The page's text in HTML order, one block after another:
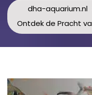
dha-aquarium.nl
Ontdek de Pracht